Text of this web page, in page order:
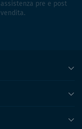
assistenza pre e post
vendita.